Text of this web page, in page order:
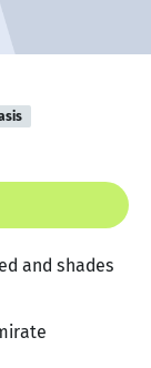
and shades